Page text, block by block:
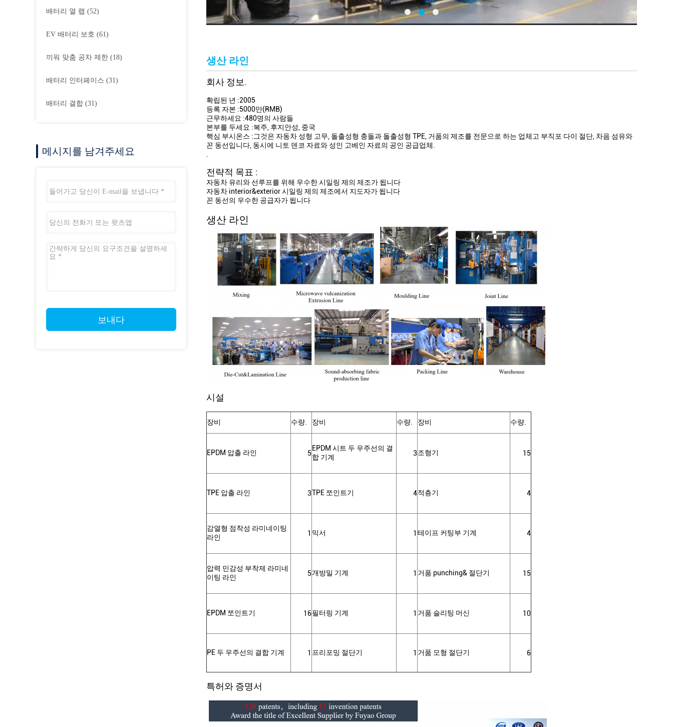
배터리 열 랩 (52)
EV 배터리 보호 (61)
끼워 맞춤 공차 제한 (18)
배터리 인터페이스 (31)
배터리 결합 (31)
메시지를 남겨주세요
보내다
생산 라인
회사 정보.
확립된 년 :2005
등록 자본 :5000만(RMB)
근무하세요 :480명의 사람들
본부를 두세요 :복주, 후지안성, 중국
핵심 부시온스 :그것은 자동차 성형 고무, 돌출성형 충돌과 돌출성형 TPE, 거품의 제조를 전문으로 하는 업체고 부직포 다이 절단, 차음 섬유와
꼰 동선입니다, 동시에 니토 덴코 자료와 성인 고베인 자료의 공인 공급업체.
.
전략적 목표 :
자동차 유리와 선루프를 위해 우수한 시일링 제의 제조가 됩니다
자동차 interior&exterior 시일링 제의 제조에서 지도자가 됩니다
꼰 동선의 우수한 공급자가 됩니다
생산 라인
시설
장비 수량. 장비 수량. 장비 수량.
EPDM 압출 라인 5
EPDM 시트 두 우주선의 결
합 기계
3조형기 15
TPE 압출 라인 3TPE 쪼인트기 4적층기 4
감열형 점착성 라미네이팅
라인
1 믹서 1 테이프 커팅부 기계 4
압력 민감성 부착제 라미네
이팅 라인
5개방밀 기계 1 거품 punching& 절단기 15
EPDM 쪼인트기 16필터링 기계 1 거품 슬리팅 머신 10
PE 두 우주선의 결합 기계 1 프리포밍 절단기 1 거품 모형 절단기 6
특허와 증명서